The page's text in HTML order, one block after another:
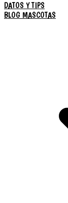
DATOS Y TIPS
BLOG MASCOTAS